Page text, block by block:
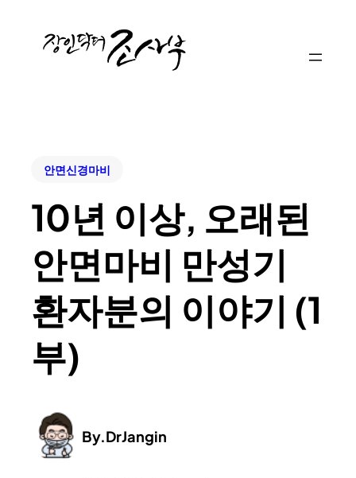
안면신경마비
10년 이상, 오래된
안면마비 만성기
환자분의 이야기 (1
부)
By.DrJangin